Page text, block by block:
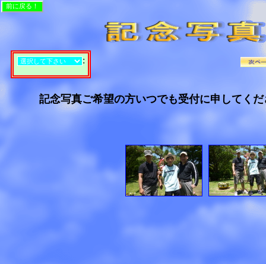
:
記念写真ご希望の方いつでも受付に申してく